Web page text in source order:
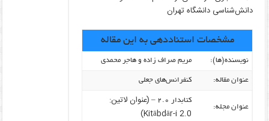
دانش‌شناسی دانشگاه تهران
مشخصات استناددهی به این مقاله
نویسنده‌(ها): مریم صراف زاده و هاجر محمدی
عنوان مقاله: کنفرانس‌های جعلی
عنوان مجله:
کتابدار ۲.۰ –
(عنوان لاتین:
Kitābdār-i 2.0)